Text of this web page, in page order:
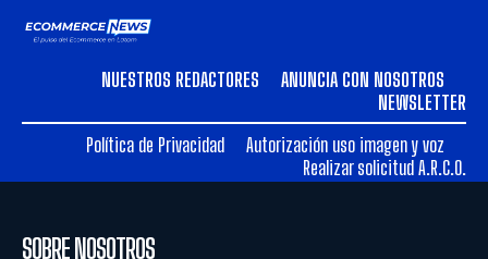
NUESTROS REDACTORES
ANUNCIA CON NOSOTROS
NEWSLETTER
Política de Privacidad
Autorización uso imagen y voz
Realizar solicitud A.R.C.O.
SOBRE NOSOTROS